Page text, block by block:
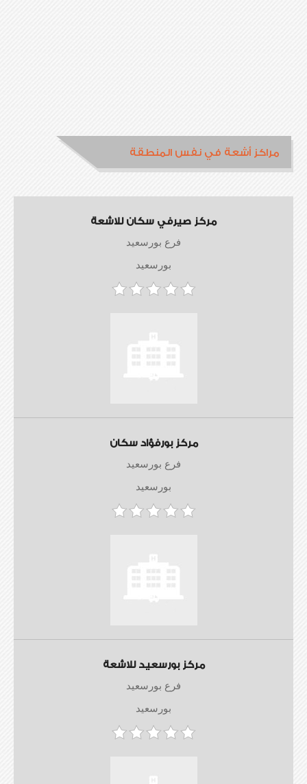
مراكز أشعة في نفس المنطقة
مركز صيرفي سكان للاشعة
فرع بورسعيد
بورسعيد
مركز بورفؤاد سكان
فرع بورسعيد
بورسعيد
مركز بورسعيد للاشعة
فرع بورسعيد
بورسعيد